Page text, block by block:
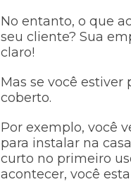
No entanto, o que
seu cliente? Sua
claro!
Mas se você estiver
coberto.
Por exemplo, você
para instalar na
curto no primeiro
acontecer, você